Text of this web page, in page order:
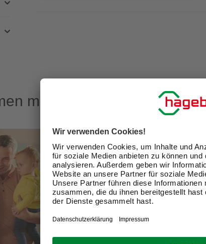
machen wir Dein
Exklusive Angebote
Kreative Ideen &
Produktneuheiten und